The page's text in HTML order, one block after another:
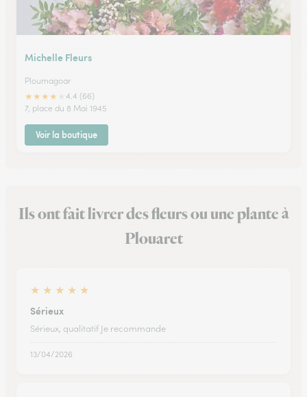
Michelle Fleurs
Ploumagoar
★★★★
4.4 (66)
7, place du 8 Mai 1945
Voir la boutique
Ils ont fait livrer des fleurs ou une plante à
Plouaret
★ ★ ★ ★ ★
Sérieux
Sérieux, qualitatif Je recommande
13/04/2026